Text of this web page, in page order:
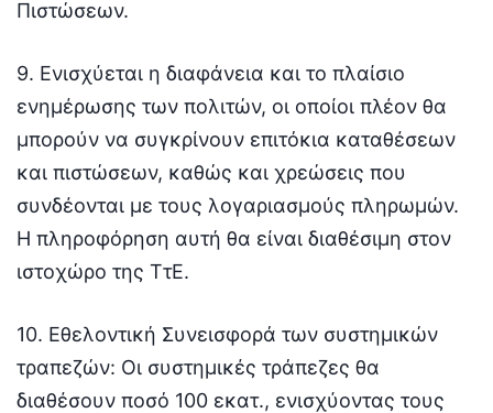
Πιστώσεων.
9. Ενισχύεται η διαφάνεια και το πλαίσιο
ενημέρωσης των πολιτών, οι οποίοι πλέον θα
μπορούν να συγκρίνουν επιτόκια καταθέσεων
και πιστώσεων, καθώς και χρεώσεις που
συνδέονται με τους λογαριασμούς πληρωμών.
Η πληροφόρηση αυτή θα είναι διαθέσιμη στον
ιστοχώρο της ΤτΕ.
10. Εθελοντική Συνεισφορά των συστημικών
τραπεζών: Οι συστημικές τράπεζες θα
διαθέσουν ποσό 100 εκατ., ενισχύοντας τους